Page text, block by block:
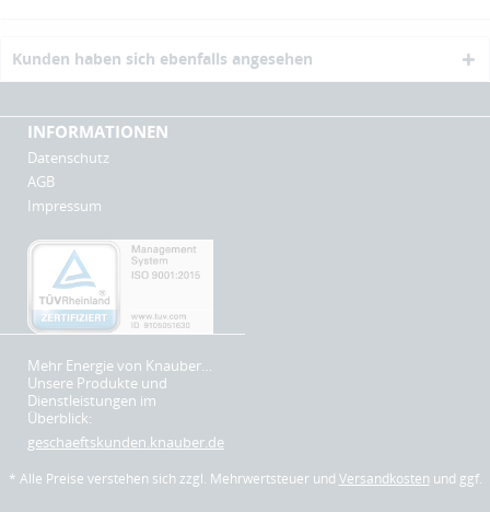
Kunden haben sich ebenfalls angesehen
INFORMATIONEN
Datenschutz
AGB
Impressum
Mehr Energie von Knauber…
Unsere Produkte und
Dienstleistungen im
Überblick:
geschaeftskunden.knauber.de
* Alle Preise verstehen sich zzgl. Mehrwertsteuer und Versandkosten und ggf.